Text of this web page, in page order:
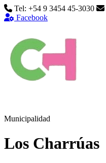
Tel: +54 9 3454 45-3030
Facebook
Municipalidad
Los Charrúas